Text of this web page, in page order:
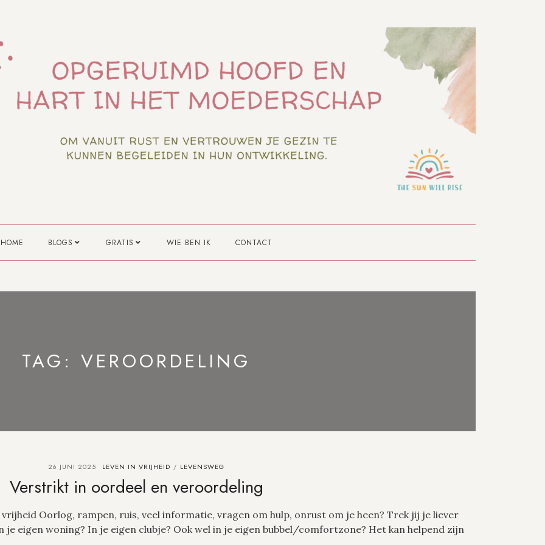
HOME BLOGS GRATIS WIE BEN IK CONTACT
TAG: VEROORDELING
26 JUNI 2025 LEVEN IN VRIJHEID / LEVENSWEG
Verstrikt in oordeel en veroordeling
Oorlog, rampen, ruis, veel informatie, vragen om hulp, onrust om je heen? Trek jij je liever
je eigen woning? In je eigen clubje? Ook wel in je eigen bubbel/comfortzone? Het kan helpend zijn